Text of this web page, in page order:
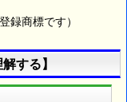
録商標です）
する】